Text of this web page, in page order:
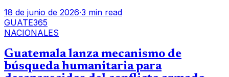
18 de junio de 2026·3 min read
GUATE365
NACIONALES
Guatemala lanza mecanismo de
búsqueda humanitaria para